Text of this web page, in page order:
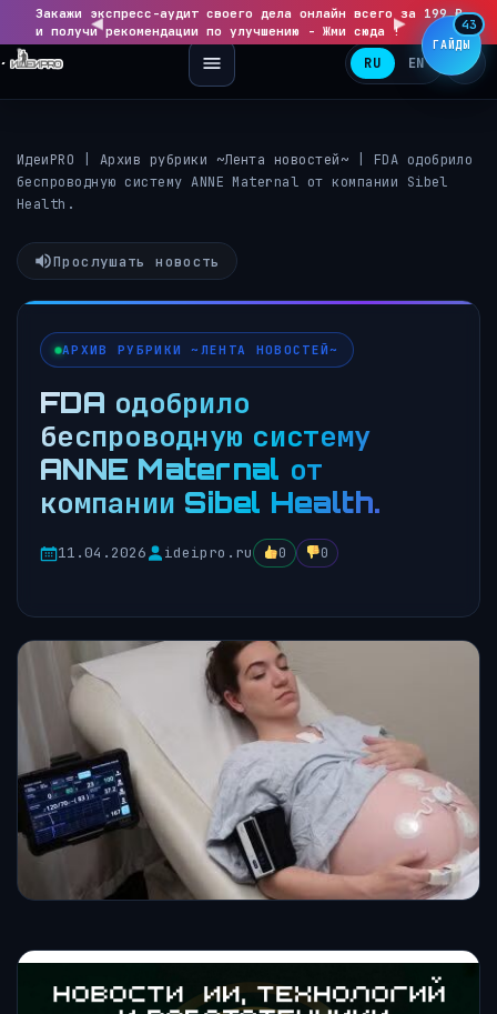
◀
Закажи экспресс-аудит своего дела онлайн всего за 199 ₽
и получи рекомендации по улучшению - Жми сюда !
▶
RU EN
ИдеиPRO Архив рубрики ~Лента новостей~
FDA одобрило
беспроводную систему ANNE Maternal от компании Sibel
Health.
Прослушать новость
АРХИВ РУБРИКИ ~ЛЕНТА НОВОСТЕЙ~
FDA одобрило
беспроводную систему
ANNE Maternal от
компании Sibel Health.
11.04.2026 ideipro.ru 0 0
ГАЙДЫ
43